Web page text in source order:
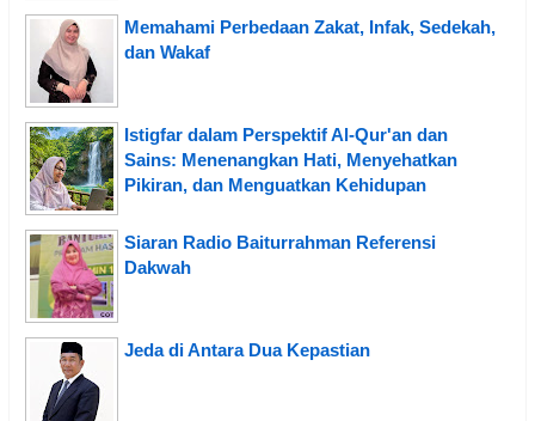
Memahami Perbedaan Zakat, Infak, Sedekah,
dan Wakaf
Istigfar dalam Perspektif Al-Qur'an dan
Sains: Menenangkan Hati, Menyehatkan
Pikiran, dan Menguatkan Kehidupan
Siaran Radio Baiturrahman Referensi
Dakwah
Jeda di Antara Dua Kepastian